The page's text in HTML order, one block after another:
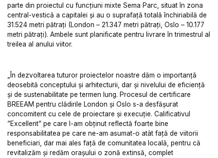
parte din proiectul cu funcțiuni mixte Sema Parc, situat în zona
central-vestică a capitalei și au o suprafață totală închiriabilă de
31.524 metri pătrați (London – 21.347 metri pătrați, Oslo – 10.177
metri pătrați). Ambele sunt planificate pentru livrare în trimestrul al
treilea al anului viitor.
„În dezvoltarea tuturor proiectelor noastre dăm o importanță
deosebită conceptului și arhitecturii, dar și nivelului de eficiență
și de sustenabilitate pe termen lung. Procesul de certificare
BREEAM pentru clădirile London și Oslo s-a desfășurat
concomitent cu cele de proiectare și execuție. Calificativul
”Excellent” pe care l-am obținut reflectă foarte bine
responsabilitatea pe care ne-am asumat-o atât față de viitorii
beneficiari, dar mai ales față de comunitatea locală, pentru că
revitalizăm și redăm orașului o zonă extinsă, complet